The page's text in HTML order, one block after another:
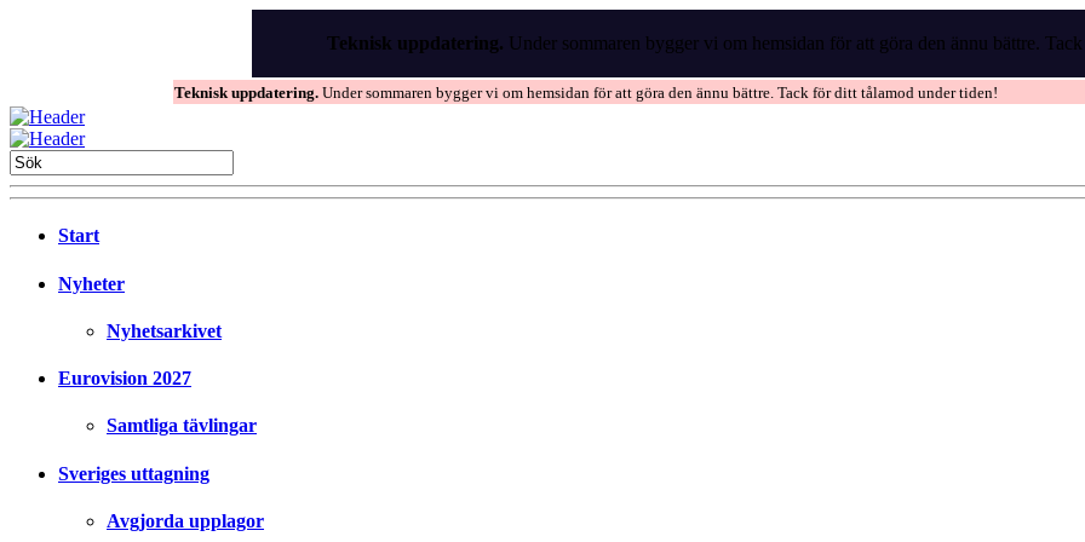
Teknisk uppdatering. Under sommaren bygger vi om hemsidan för att göra den ännu bättre.
Teknisk uppdatering. Under sommaren bygger vi om hemsidan för att göra den ännu bättre. Tack för ditt tålamod under tiden!
Start
Nyheter
Nyhetsarkivet
Eurovision 2027
Samtliga tävlingar
Sveriges uttagning
Avgjorda upplagor